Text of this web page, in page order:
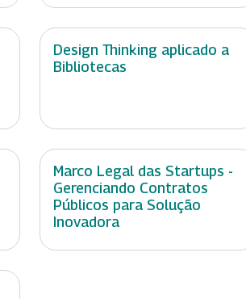
Design Thinking aplicado a
Bibliotecas
Marco Legal das Startups -
Gerenciando Contratos
Públicos para Solução
Inovadora